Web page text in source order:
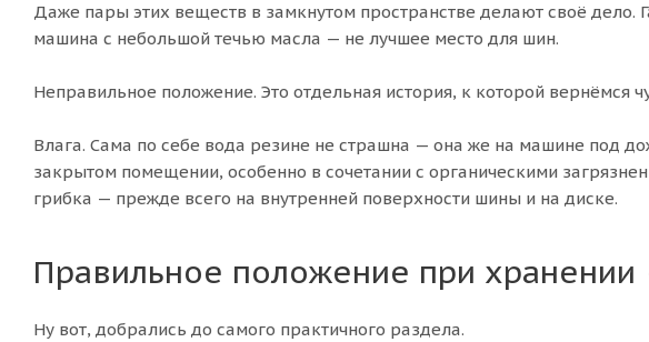
Даже пары этих веществ в замкнутом пространстве делают своё дело.
машина с небольшой течью масла — не лучшее место для шин.
Неправильное положение. Это отдельная история, к которой вернёмся
Влага. Сама по себе вода резине не страшна — она же на машине под
закрытом помещении, особенно в сочетании с органическими
грибка — прежде всего на внутренней поверхности шины и на диске.
Правильное положение при
Ну вот, добрались до самого практичного раздела.